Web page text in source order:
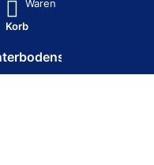
Waren
Korb
/ HV